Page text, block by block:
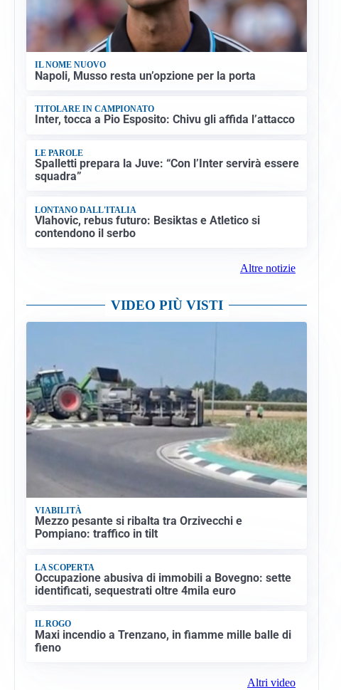
IL NOME NUOVO
Napoli, Musso resta un’opzione per la porta
TITOLARE IN CAMPIONATO
Inter, tocca a Pio Esposito: Chivu gli affida l’attacco
LE PAROLE
Spalletti prepara la Juve: “Con l’Inter servirà essere
squadra”
LONTANO DALL'ITALIA
Vlahovic, rebus futuro: Besiktas e Atletico si
contendono il serbo
Altre notizie
VIDEO PIÙ VISTI
VIABILITÀ
Mezzo pesante si ribalta tra Orzivecchi e
Pompiano: traffico in tilt
LA SCOPERTA
Occupazione abusiva di immobili a Bovegno: sette
identificati, sequestrati oltre 4mila euro
IL ROGO
Maxi incendio a Trenzano, in fiamme mille balle di
fieno
Altri video